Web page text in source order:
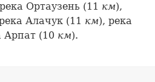
Ортаузень (11 км),
Алачук (11 км), река
Арпат (10 км).